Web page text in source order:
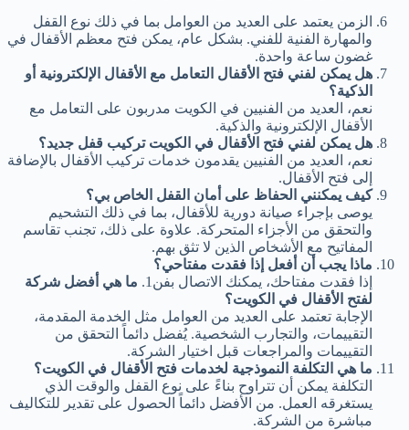
الزمن يعتمد على العديد من العوامل بما في ذلك نوع القفل
والمهارة الفنية للفني. بشكل عام، يمكن فتح معظم الأقفال في
غضون ساعة واحدة.
هل يمكن لفني فتح الأقفال التعامل مع الأقفال الإلكترونية أو
الذكية؟
نعم، العديد من الفنيين في الكويت مدربون على التعامل مع
الأقفال الإلكترونية والذكية.
هل يمكن لفني فتح الأقفال في الكويت تركيب قفل جديد؟
نعم، العديد من الفنيين يقدمون خدمات تركيب الأقفال بالإضافة
إلى فتح الأقفال.
كيف يمكنني الحفاظ على أمان القفل الخاص بي؟
يوصى بإجراء صيانة دورية للأقفال، بما في ذلك التشحيم
والتحقق من الأجزاء المتحركة. علاوة على ذلك، تجنب تقاسم
المفاتيح مع الأشخاص الذين لا تثق بهم.
ماذا يجب أن أفعل إذا فقدت مفتاحي؟
إذا فقدت مفتاحك، يمكنك الاتصال بفن1.
ما هي أفضل شركة
لفتح الأقفال في الكويت؟
الإجابة تعتمد على العديد من العوامل مثل الخدمة المقدمة،
التقييمات، والتجارب الشخصية. يُفضل دائماً التحقق من
التقييمات والمراجعات قبل اختيار الشركة.
ما هي التكلفة النموذجية لخدمات فتح الأقفال في الكويت؟
التكلفة يمكن أن تتراوح بناءً على نوع القفل والوقت الذي
يستغرقه العمل. من الأفضل دائماً الحصول على تقدير للتكاليف
مباشرة من الشركة.